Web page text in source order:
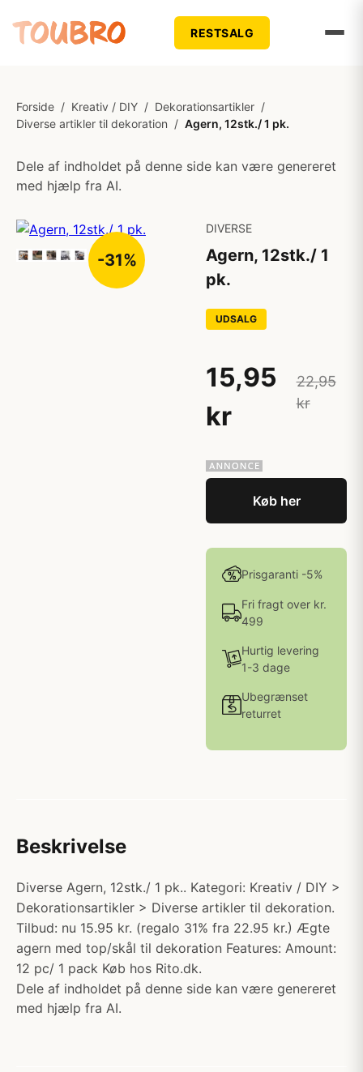
RESTSALG
Forside / Kreativ / DIY / Dekorationsartikler /
Diverse artikler til dekoration / Agern, 12stk./ 1 pk.
Dele af indholdet på denne side kan være genereret
med hjælp fra AI.
-31%
DIVERSE
Agern, 12stk./ 1
pk.
UDSALG
15,95
kr
22,95
kr
Køb her
Prisgaranti -5%
Fri fragt over kr.
499
Hurtig levering
1-3 dage
Ubegrænset
returret
Beskrivelse
Diverse Agern, 12stk./ 1 pk.. Kategori: Kreativ / DIY >
Dekorationsartikler > Diverse artikler til dekoration.
Tilbud: nu 15.95 kr. (regalo 31% fra 22.95 kr.) Ægte
agern med top/skål til dekoration Features: Amount:
12 pc/ 1 pack Køb hos Rito.dk.
Dele af indholdet på denne side kan være genereret
med hjælp fra AI.